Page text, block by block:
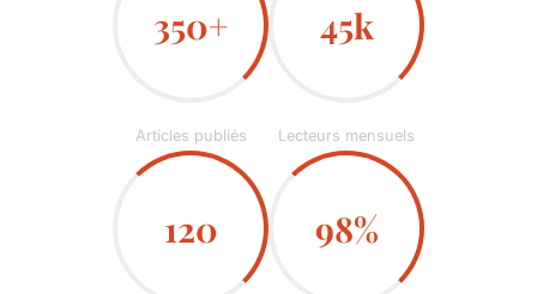
350+
Articles publiés
45k
Lecteurs mensuels
120 98%